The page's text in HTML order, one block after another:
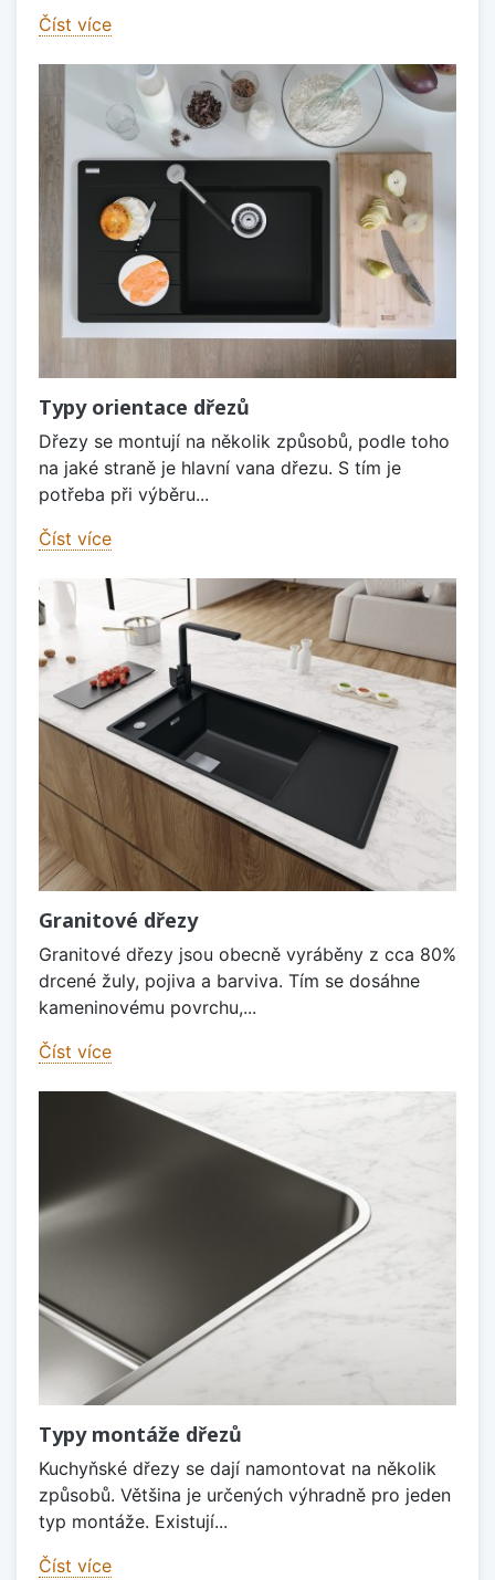
Číst více
Typy orientace dřezů
Dřezy se montují na několik způsobů, podle toho
na jaké straně je hlavní vana dřezu. S tím je
potřeba při výběru...
Číst více
Granitové dřezy
Granitové dřezy jsou obecně vyráběny z cca 80%
drcené žuly, pojiva a barviva. Tím se dosáhne
kameninovému povrchu,...
Číst více
Typy montáže dřezů
Kuchyňské dřezy se dají namontovat na několik
způsobů. Většina je určených výhradně pro jeden
typ montáže. Existují...
Číst více